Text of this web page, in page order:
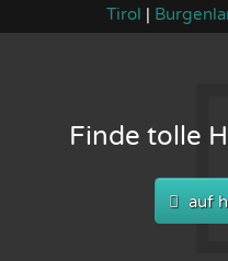
Tirol |
Finde tolle
auf